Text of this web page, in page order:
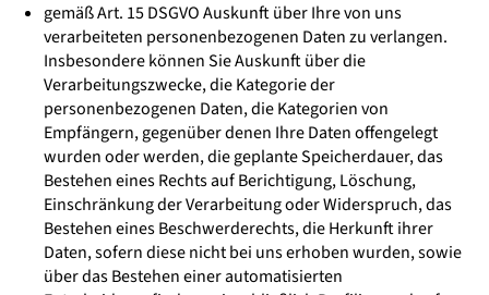
gemäß Art. 15 DSGVO Auskunft über Ihre von uns
verarbeiteten personenbezogenen Daten zu verlangen.
Insbesondere können Sie Auskunft über die
Verarbeitungszwecke, die Kategorie der
personenbezogenen Daten, die Kategorien von
Empfängern, gegenüber denen Ihre Daten offengelegt
wurden oder werden, die geplante Speicherdauer, das
Bestehen eines Rechts auf Berichtigung, Löschung,
Einschränkung der Verarbeitung oder Widerspruch, das
Bestehen eines Beschwerderechts, die Herkunft ihrer
Daten, sofern diese nicht bei uns erhoben wurden, sowie
über das Bestehen einer automatisierten